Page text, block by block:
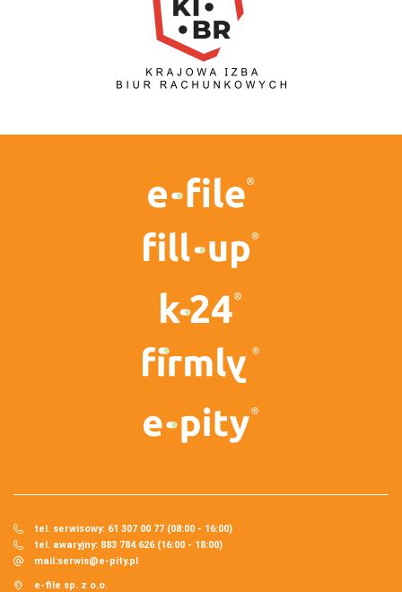
tel. serwisowy: 61 307 00 77 (08:00 - 16:00)
tel. awaryjny: 883 784 626 (16:00 - 18:00)
mail:serwis@e-pity.pl
e-file sp. z o.o.